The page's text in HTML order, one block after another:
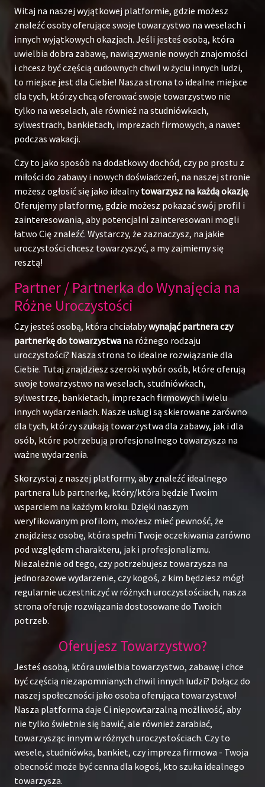
Witaj na naszej wyjątkowej platformie, gdzie możesz
znaleźć osoby oferujące swoje towarzystwo na weselach i
innych wyjątkowych okazjach. Jeśli jesteś osobą, która
uwielbia dobra zabawę, nawiązywanie nowych znajomości
i chcesz być częścią cudownych chwil w życiu innych ludzi,
to miejsce jest dla Ciebie! Nasza strona to idealne miejsce
dla tych, którzy chcą oferować swoje towarzystwo nie
tylko na weselach, ale również na studniówkach,
sylwestrach, bankietach, imprezach firmowych, a nawet
podczas wakacji.
Czy to jako sposób na dodatkowy dochód, czy po prostu z
miłości do zabawy i nowych doświadczeń, na naszej stronie
możesz ogłosić się jako idealnytowarzysz na każdą okazję.
Oferujemy platformę, gdzie możesz pokazać swój profil i
zainteresowania, aby potencjalni zainteresowani mogli
łatwo Cię znaleźć. Wystarczy, że zaznaczysz, na jakie
uroczystości chcesz towarzyszyć, a my zajmiemy się
resztą!
Partner / Partnerka do Wynajęcia na
Różne Uroczystości
Czy jesteś osobą, która chciałabywynająć partnera czy
partnerkę do towarzystwa na różnego rodzaju
uroczystości? Nasza strona to idealne rozwiązanie dla
Ciebie. Tutaj znajdziesz szeroki wybór osób, które oferują
swoje towarzystwo na weselach, studniówkach,
sylwestrze, bankietach, imprezach firmowych i wielu
innych wydarzeniach. Nasze usługi są skierowane zarówno
dla tych, którzy szukają towarzystwa dla zabawy, jak i dla
osób, które potrzebują profesjonalnego towarzysza na
ważne wydarzenia.
Skorzystaj z naszej platformy, aby znaleźć idealnego
partnera lub partnerkę, który/która będzie Twoim
wsparciem na każdym kroku. Dzięki naszym
weryfikowanym profilom, możesz mieć pewność, że
znajdziesz osobę, która spełni Twoje oczekiwania zarówno
pod względem charakteru, jak i profesjonalizmu.
Niezależnie od tego, czy potrzebujesz towarzysza na
jednorazowe wydarzenie, czy kogoś, z kim będziesz mógł
regularnie uczestniczyć w różnych uroczystościach, nasza
strona oferuje rozwiązania dostosowane do Twoich
potrzeb.
Oferujesz Towarzystwo?
Jesteś osobą, która uwielbia towarzystwo, zabawę i chce
być częścią niezapomnianych chwil innych ludzi? Dołącz do
naszej społeczności jako osoba oferująca towarzystwo!
Nasza platforma daje Ci niepowtarzalną możliwość, aby
nie tylko świetnie się bawić, ale również zarabiać,
towarzysząc innym w różnych uroczystościach. Czy to
wesele, studniówka, bankiet, czy impreza firmowa - Twoja
obecność może być cenna dla kogoś, kto szuka idealnego
towarzysza.